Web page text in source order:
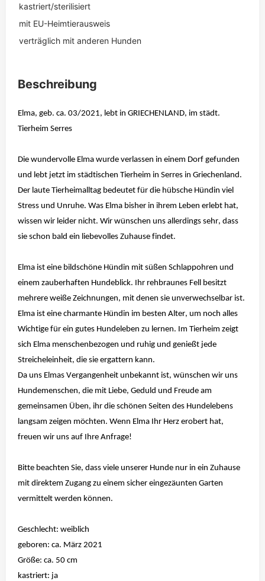
kastriert/sterilisiert
mit EU-Heimtierausweis
verträglich mit anderen Hunden
Beschreibung
Elma, geb. ca. 03/2021, lebt in GRIECHENLAND, im städt.
Tierheim Serres
Die wundervolle Elma wurde verlassen in einem Dorf gefunden
und lebt jetzt im städtischen Tierheim in Serres in Griechenland.
Der laute Tierheimalltag bedeutet für die hübsche Hündin viel
Stress und Unruhe. Was Elma bisher in ihrem Leben erlebt hat,
wissen wir leider nicht. Wir wünschen uns allerdings sehr, dass
sie schon bald ein liebevolles Zuhause findet.
Elma ist eine bildschöne Hündin mit süßen Schlappohren und
einem zauberhaften Hundeblick. Ihr rehbraunes Fell besitzt
mehrere weiße Zeichnungen, mit denen sie unverwechselbar ist.
Elma ist eine charmante Hündin im besten Alter, um noch alles
Wichtige für ein gutes Hundeleben zu lernen. Im Tierheim zeigt
sich Elma menschenbezogen und ruhig und genießt jede
Streicheleinheit, die sie ergattern kann.
Da uns Elmas Vergangenheit unbekannt ist, wünschen wir uns
Hundemenschen, die mit Liebe, Geduld und Freude am
gemeinsamen Üben, ihr die schönen Seiten des Hundelebens
langsam zeigen möchten. Wenn Elma Ihr Herz erobert hat,
freuen wir uns auf Ihre Anfrage!
Bitte beachten Sie, dass viele unserer Hunde nur in ein Zuhause
mit direktem Zugang zu einem sicher eingezäunten Garten
vermittelt werden können.
Geschlecht: weiblich
geboren: ca. März 2021
Größe: ca. 50 cm
kastriert: ja